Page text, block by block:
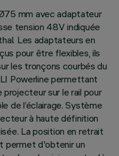
mm avec adaptateur
tension 48V indiquée
Les adaptateurs en
pour être flexibles, ils
les tronçons courbés du
Powerline permettant
sur le rail pour
de l’éclairage. Système
à haute définition
La position en retrait
permet d'obtenir un